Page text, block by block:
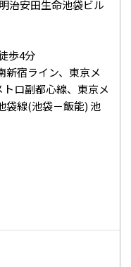
治安田生命池袋ビル
歩4分
新宿ライン、東京メ
ロ副都心線、東京メ
袋線(池袋－飯能) 池